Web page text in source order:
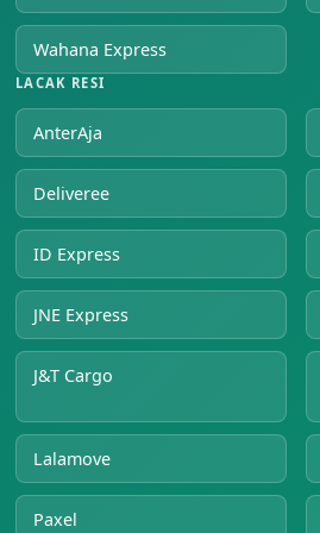
Wahana Express
LACAK RESI
AnterAja
Deliveree
ID Express
JNE Express
J&T Cargo
Lalamove
Paxel